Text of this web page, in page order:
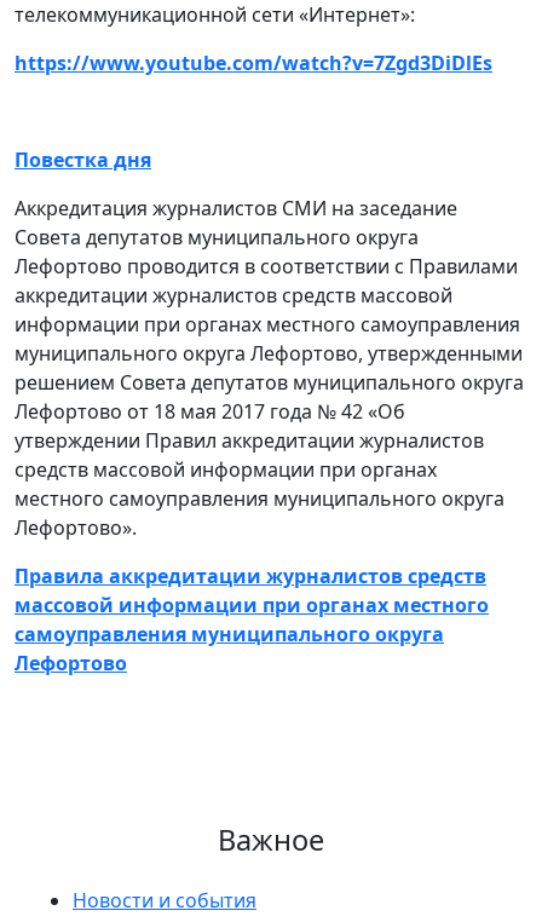
телекоммуникационной сети «Интернет»:
https://www.youtube.com/watch?v=7Zgd3DiDlEs
Повестка дня
Аккредитация журналистов СМИ на заседание
Совета депутатов муниципального округа
Лефортово проводится в соответствии с Правилами
аккредитации журналистов средств массовой
информации при органах местного самоуправления
муниципального округа Лефортово, утвержденными
решением Совета депутатов муниципального округа
Лефортово от 18 мая 2017 года № 42 «Об
утверждении Правил аккредитации журналистов
средств массовой информации при органах
местного самоуправления муниципального округа
Лефортово».
Правила аккредитации журналистов средств
массовой информации при органах местного
самоуправления муниципального округа
Лефортово
Важное
Новости и события